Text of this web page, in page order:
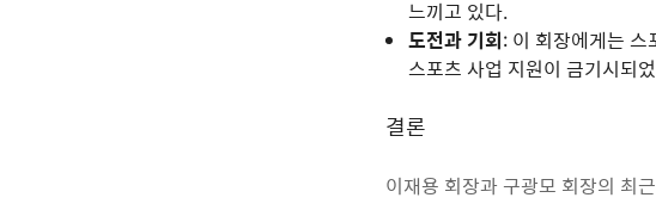
느끼고 있다.
도전과 기회: 이 회장에게는
스포츠 사업 지원이 금기시되
결론
이재용 회장과 구광모 회장의 최